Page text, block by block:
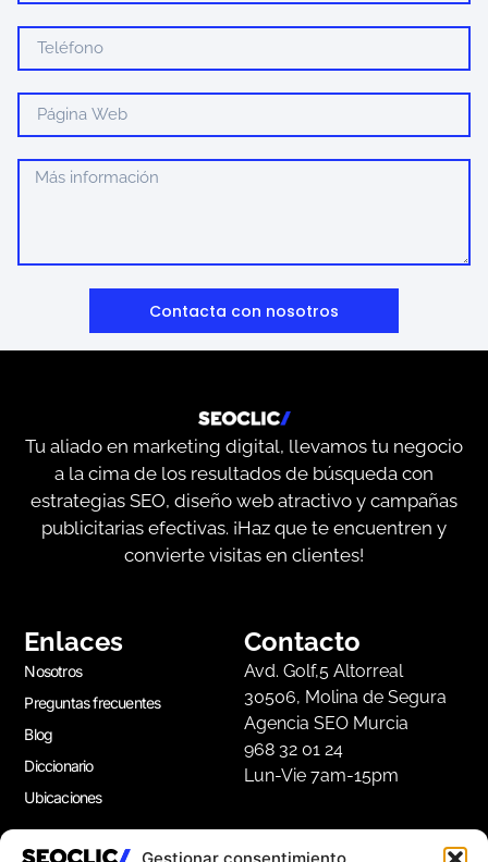
Contacta con nosotros
Tu aliado en marketing digital, llevamos tu negocio
a la cima de los resultados de búsqueda con
estrategias SEO, diseño web atractivo y campañas
publicitarias efectivas. ¡Haz que te encuentren y
convierte visitas en clientes!
Enlaces
Nosotros
Preguntas frecuentes
Blog
Diccionario
Ubicaciones
Contacto
Avd. Golf,5 Altorreal
30506, Molina de Segura
Agencia SEO Murcia
968 32 01 24
Lun-Vie 7am-15pm